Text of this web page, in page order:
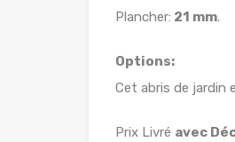
Plancher: 21 mm.
Options:
Cet abris de jardin
Prix Livré avec